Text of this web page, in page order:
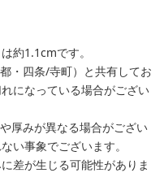
約1.1cmです。
・四条/寺町）と共有してお
になっている場合がござい
厚みが異なる場合がござい
い事象でございます。
差が生じる可能性がありま